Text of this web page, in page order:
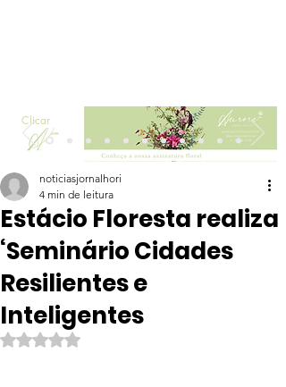
Clicar
Estácio Floresta realiza
‘Seminário Cidades
Resilientes e
Inteligentes
noticiasjornalhori
4 min de leitura
Avaliado com NaN de 5 estrelas.